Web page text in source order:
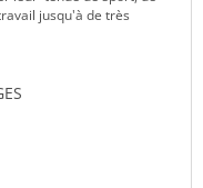
jusqu'à de très